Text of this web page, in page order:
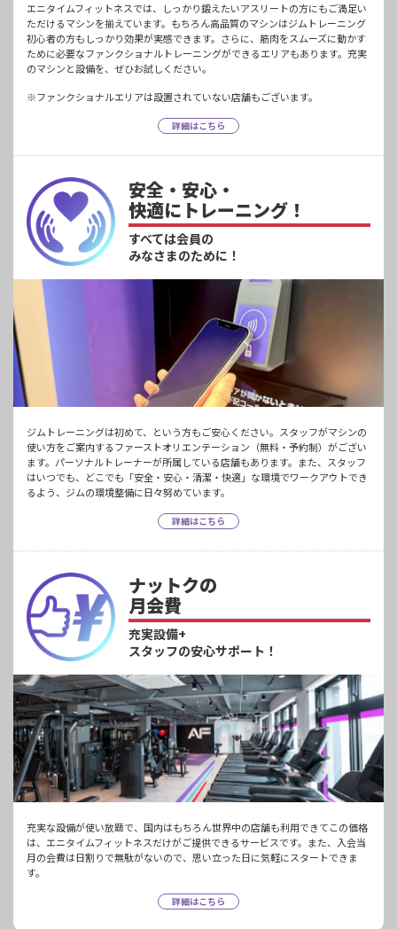
エニタイムフィットネスでは、しっかり鍛えたいアスリートの方にもご満足い
ただけるマシンを揃えています。もちろん高品質のマシンはジムトレーニング
初心者の方もしっかり効果が実感できます。さらに、筋肉をスムーズに動かす
ために必要なファンクショナルトレーニングができるエリアもあります。充実
のマシンと設備を、ぜひお試しください。
※ファンクショナルエリアは設置されていない店舗もございます。
詳細はこちら
安全・安心・
快適にトレーニング！
すべては会員の
みなさまのために！
ジムトレーニングは初めて、という方もご安心ください。スタッフがマシンの
使い方をご案内するファーストオリエンテーション（無料・予約制）がござい
ます。パーソナルトレーナーが所属している店舗もあります。また、スタッフ
はいつでも、どこでも「安全・安心・清潔・快適」な環境でワークアウトでき
るよう、ジムの環境整備に日々努めています。
詳細はこちら
ナットクの
月会費
充実設備+
スタッフの安心サポート！
充実な設備が使い放題で、国内はもちろん世界中の店舗も利用できてこの価格
は、エニタイムフィットネスだけがご提供できるサービスです。また、入会当
月の会費は日割りで無駄がないので、思い立った日に気軽にスタートできま
す。
詳細はこちら